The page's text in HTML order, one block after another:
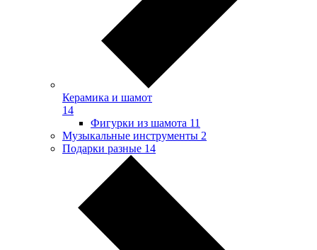
Керамика и шамот
14
Фигурки из шамота 11
Музыкальные инструменты 2
Подарки разные 14